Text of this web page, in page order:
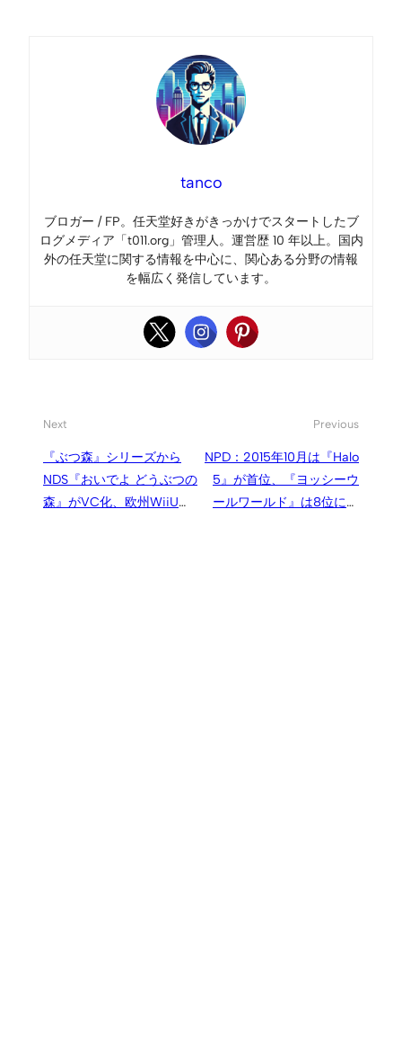
tanco
ブロガー / FP。任天堂好きがきっかけでスタートしたブ
ログメディア「t011.org」管理人。運営歴 10 年以上。国内
外の任天堂に関する情報を中心に、関心ある分野の情報
を幅広く発信しています。
Next
『ぶつ森』シリーズから
NDS『おいでよ どうぶつの
森』がVC化、欧州WiiU
Previous
NPD：2015年10月は『Halo
5』が首位、『ヨッシーウ
ールワールド』は8位に。